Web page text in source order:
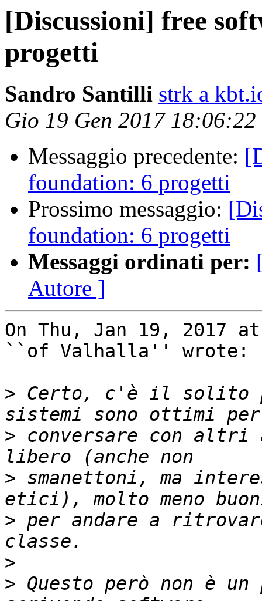
[Discussioni] free
progetti
Sandro Santilli strk a
Gio 19 Gen 2017 18:06:22
Messaggio precedente:
foundation: 6 progetti
Prossimo messaggio:
foundation: 6 progetti
Messaggi ordinati per:
Autore ]
On Thu, Jan 19, 2017
``of Valhalla'' wrote:
> Certo, c'è il solito
> conversare con altri
> smanettoni, ma
> per andare a
>
> Questo però non è